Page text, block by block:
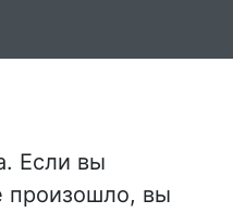
Если вы
произошло, вы